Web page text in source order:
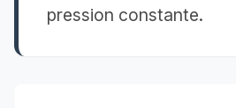
pression constante.